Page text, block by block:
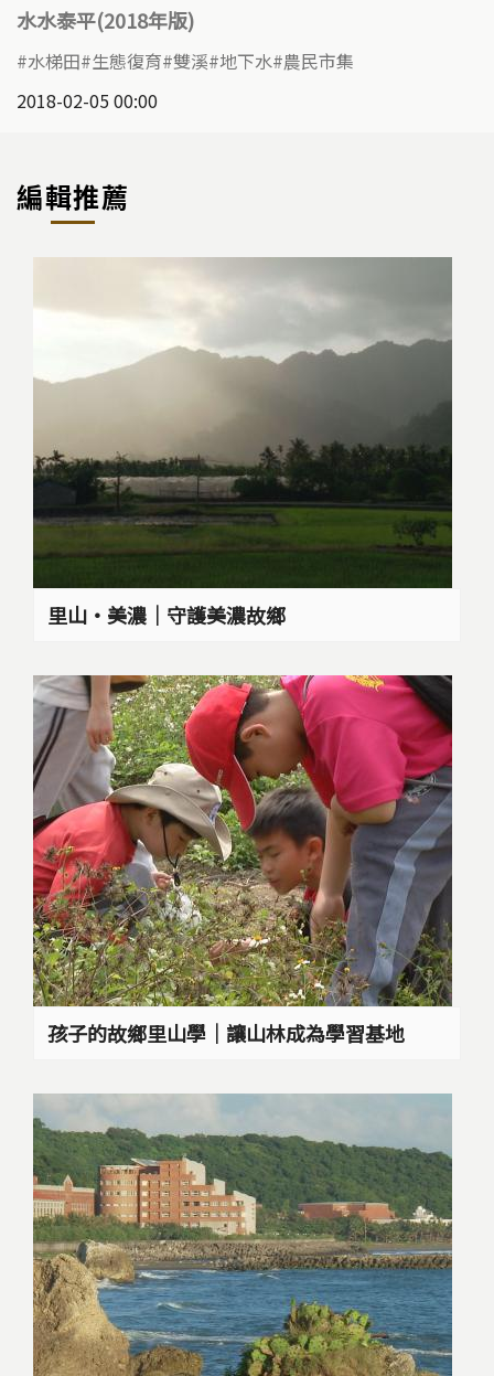
水水泰平(2018年版)
水梯田 生態復育 雙溪 地下水 農民市集
2018-02-05 00:00
編輯推薦
里山‧美濃｜守護美濃故鄉
孩子的故鄉里山學｜讓山林成為學習基地